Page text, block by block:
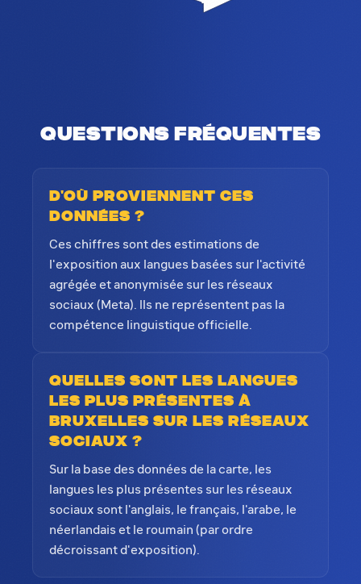
Questions fréquentes
D'où proviennent ces
données ?
Ces chiffres sont des estimations de
l'exposition aux langues basées sur l'activité
agrégée et anonymisée sur les réseaux
sociaux (Meta). Ils ne représentent pas la
compétence linguistique officielle.
Quelles sont les langues
les plus présentes à
Bruxelles sur les réseaux
sociaux ?
Sur la base des données de la carte, les
langues les plus présentes sur les réseaux
sociaux sont l'anglais, le français, l'arabe, le
néerlandais et le roumain (par ordre
décroissant d'exposition).